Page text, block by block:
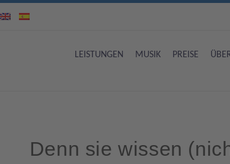
LEISTUNGEN MUSIK PREISE
Denn sie wissen